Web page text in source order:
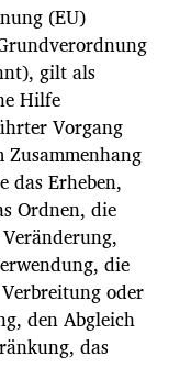
(EU)
gilt als
Hilfe
Vorgang
Zusammenhang
das Erheben,
Ordnen, die
die
oder
den Abgleich
das